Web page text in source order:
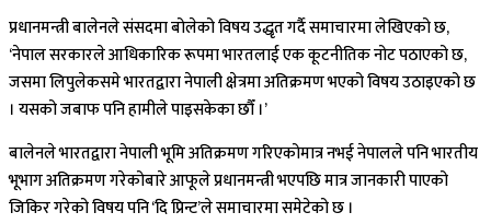
प्रधानमन्त्री बालेनले संसदमा बोलेको विषय उद्धृत गर्दै समाचारमा लेखिएको छ,
‘नेपाल सरकारले आधिकारिक रूपमा भारतलाई एक कूटनीतिक नोट पठाएको छ,
जसमा लिपुलेकसमे भारतद्वारा नेपाली क्षेत्रमा अतिक्रमण भएको विषय उठाइएको छ
। यसको जबाफ पनि हामीले पाइसकेका छौँ ।’
बालेनले भारतद्वारा नेपाली भूमि अतिक्रमण गरिएकोमात्र नभई नेपालले पनि भारतीय
भूभाग अतिक्रमण गरेकोबारे आफूले प्रधानमन्त्री भएपछि मात्र जानकारी पाएको
जिकिर गरेको विषय पनि ‘दि प्रिन्ट’ले समाचारमा समेटेको छ ।